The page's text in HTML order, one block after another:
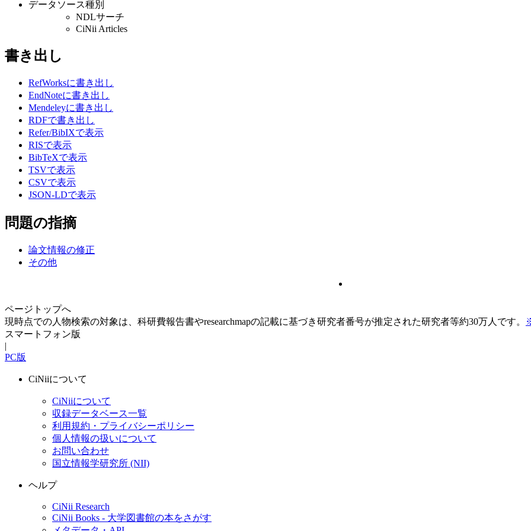
データソース種別
NDLサーチ
CiNii Articles
書き出し
RefWorksに書き出し
EndNoteに書き出し
Mendeleyに書き出し
RDFで書き出し
Refer/BibIXで表示
RISで表示
BibTeXで表示
TSVで表示
CSVで表示
JSON-LDで表示
問題の指摘
論文情報の修正
その他
ページトップへ
現時点での人物検索の対象は、科研費報告書やresearchmapの記載に基づき研究者番号が推定された研究者等約30万人です。
スマートフォン版
|
PC版
CiNiiについて
CiNiiについて
収録データベース一覧
利用規約・プライバシーポリシー
個人情報の扱いについて
お問い合わせ
国立情報学研究所 (NII)
ヘルプ
CiNii Research
CiNii Books - 大学図書館の本をさがす